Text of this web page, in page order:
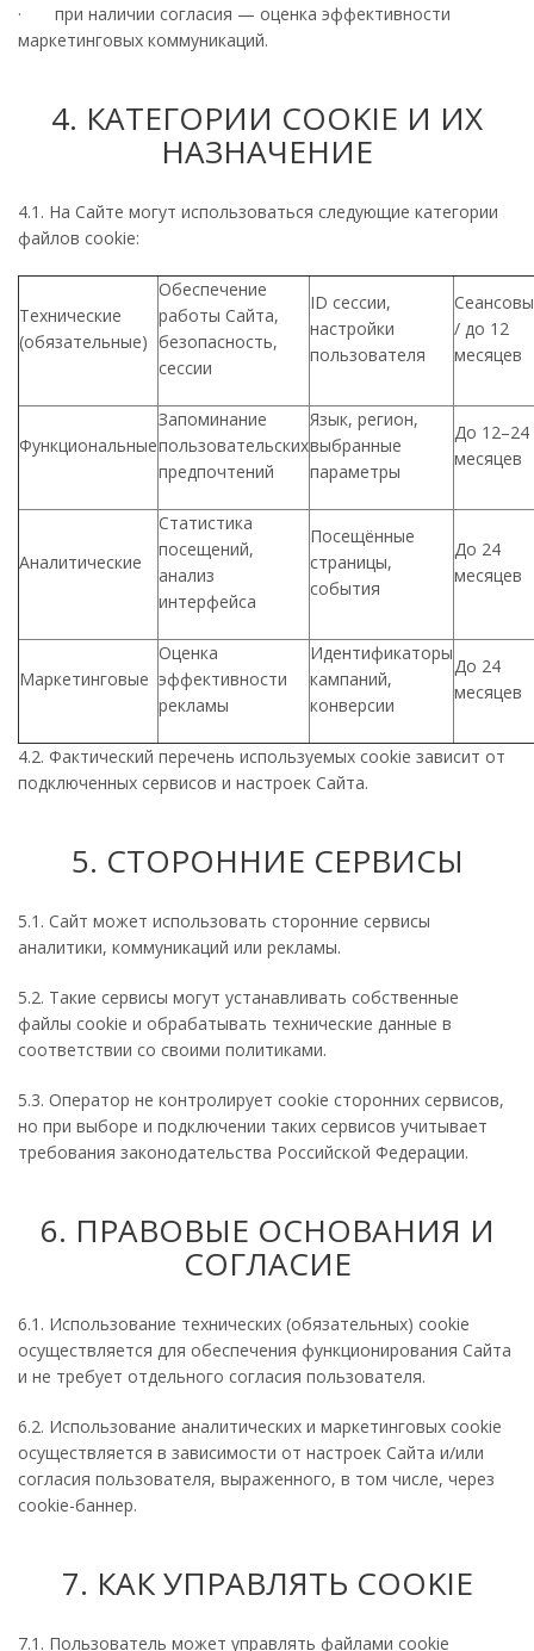
· при наличии согласия — оценка эффективности
маркетинговых коммуникаций.
4. КАТЕГОРИИ COOKIE И ИХ
НАЗНАЧЕНИЕ
4.1. На Сайте могут использоваться следующие категории
файлов cookie:
Технические
(обязательные)
Обеспечение
работы Сайта,
безопасность,
сессии
ID сессии,
настройки
пользователя
/ до 12
месяцев
Функциональные
Запоминание
пользовательских
предпочтений
Язык, регион,
выбранные
параметры
До 12–24
месяцев
Аналитические
Статистика
посещений,
анализ
интерфейса
Посещённые
страницы,
события
До 24
месяцев
Маркетинговые
Оценка
эффективности
рекламы
Идентификаторы
кампаний,
конверсии
До 24
месяцев
4.2. Фактический перечень используемых cookie зависит от
подключенных сервисов и настроек Сайта.
5. СТОРОННИЕ СЕРВИСЫ
5.1. Сайт может использовать сторонние сервисы
аналитики, коммуникаций или рекламы.
5.2. Такие сервисы могут устанавливать собственные
файлы cookie и обрабатывать технические данные в
соответствии со своими политиками.
5.3. Оператор не контролирует cookie сторонних сервисов,
но при выборе и подключении таких сервисов учитывает
требования законодательства Российской Федерации.
6. ПРАВОВЫЕ ОСНОВАНИЯ И
СОГЛАСИЕ
6.1. Использование технических (обязательных) cookie
осуществляется для обеспечения функционирования Сайта
и не требует отдельного согласия пользователя.
6.2. Использование аналитических и маркетинговых cookie
осуществляется в зависимости от настроек Сайта и/или
согласия пользователя, выраженного, в том числе, через
cookie-баннер.
7. КАК УПРАВЛЯТЬ COOKIE
7.1. Пользователь может управлять файлами cookie